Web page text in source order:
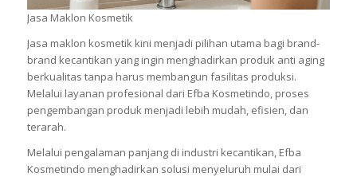
Jasa Maklon Kosmetik
Jasa maklon kosmetik kini menjadi pilihan utama bagi brand-
brand kecantikan yang ingin menghadirkan produk anti aging
berkualitas tanpa harus membangun fasilitas produksi.
Melalui layanan profesional dari Efba Kosmetindo, proses
pengembangan produk menjadi lebih mudah, efisien, dan
terarah.
Melalui pengalaman panjang di industri kecantikan, Efba
Kosmetindo menghadirkan solusi menyeluruh mulai dari